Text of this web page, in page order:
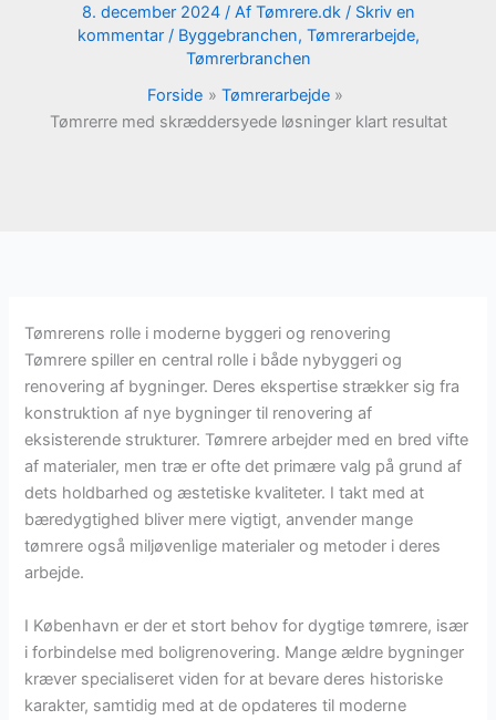
8. december 2024 / Af Tømrere.dk / Skriv en
kommentar / Byggebranchen, Tømrerarbejde,
Tømrerbranchen
Forside
Tømrerarbejde
Tømrerre med skræddersyede løsninger klart resultat
Tømrerens rolle i moderne byggeri og renovering
Tømrere spiller en central rolle i både nybyggeri og
renovering af bygninger. Deres ekspertise strækker sig fra
konstruktion af nye bygninger til renovering af
eksisterende strukturer. Tømrere arbejder med en bred vifte
af materialer, men træ er ofte det primære valg på grund af
dets holdbarhed og æstetiske kvaliteter. I takt med at
bæredygtighed bliver mere vigtigt, anvender mange
tømrere også miljøvenlige materialer og metoder i deres
arbejde.
I København er der et stort behov for dygtige tømrere, især
i forbindelse med boligrenovering. Mange ældre bygninger
kræver specialiseret viden for at bevare deres historiske
karakter, samtidig med at de opdateres til moderne